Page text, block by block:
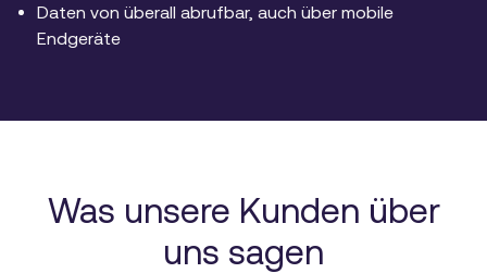
Daten von überall abrufbar, auch über mobile
Endgeräte
Was unsere Kunden über
uns sagen